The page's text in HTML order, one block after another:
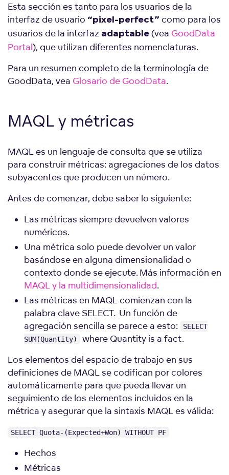
Esta sección es tanto para los usuarios de la
interfaz de usuario “pixel-perfect” como para los
usuarios de la interfaz adaptable (vea GoodData
Portal), que utilizan diferentes nomenclaturas.
Para un resumen completo de la terminología de
GoodData, vea Glosario de GoodData.
MAQL y métricas
MAQL es un lenguaje de consulta que se utiliza
para construir métricas: agregaciones de los datos
subyacentes que producen un número.
Antes de comenzar, debe saber lo siguiente:
Las métricas siempre devuelven valores
numéricos.
Una métrica solo puede devolver un valor
basándose en alguna dimensionalidad o
contexto donde se ejecute. Más información en
MAQL y la multidimensionalidad.
Las métricas en MAQL comienzan con la
palabra clave SELECT. Un función de
agregación sencilla se parece a esto:
SELECT
SUM(Quantity)
where Quantity is a fact.
Los elementos del espacio de trabajo en sus
definiciones de MAQL se codifican por colores
automáticamente para que pueda llevar un
seguimiento de los elementos incluidos en la
métrica y asegurar que la sintaxis MAQL es válida:
SELECT Quota-(Expected+Won) WITHOUT PF
Hechos
Métricas